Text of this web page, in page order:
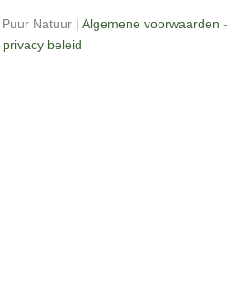
Puur Natuur | Algemene voorwaarden -
privacy beleid